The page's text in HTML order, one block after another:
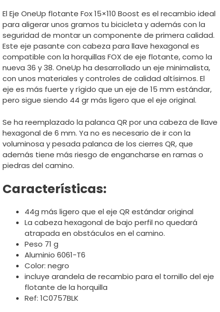
El Eje OneUp flotante Fox 15×110 Boost es el recambio ideal
para aligerar unos gramos tu bicicleta y además con la
seguridad de montar un componente de primera calidad.
Este eje pasante con cabeza para llave hexagonal es
compatible con la horquillas FOX de eje flotante, como la
nueva 36 y 38. OneUp ha desarrollado un eje minimalista,
con unos materiales y controles de calidad altísimos. El
eje es más fuerte y rígido que un eje de 15 mm estándar,
pero sigue siendo 44 gr más ligero que el eje original.
Se ha reemplazado la palanca QR por una cabeza de llave
hexagonal de 6 mm. Ya no es necesario de ir con la
voluminosa y pesada palanca de los cierres QR, que
además tiene más riesgo de engancharse en ramas o
piedras del camino.
Características:
44g más ligero que el eje QR estándar original
La cabeza hexagonal de bajo perfil no quedará
atrapada en obstáculos en el camino.
Peso 71 g
Aluminio 6061-T6
Color: negro
incluye arandela de recambio para el tornillo del eje
flotante de la horquilla
Ref: 1C0757BLK